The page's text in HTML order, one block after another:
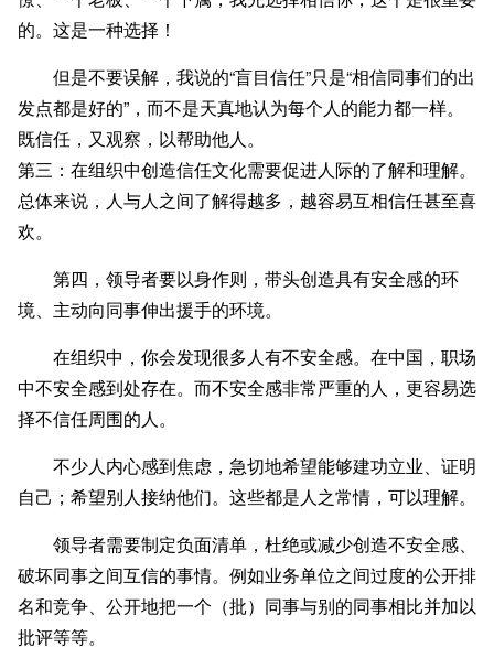
的。这是一种选择！
但是不要误解，我说的“盲目信任”只是“相信同事们的出
发点都是好的”，而不是天真地认为每个人的能力都一样。
既信任，又观察，以帮助他人。
第三：在组织中创造信任文化需要促进人际的了解和理解。
总体来说，人与人之间了解得越多，越容易互相信任甚至喜
欢。
第四，领导者要以身作则，带头创造具有安全感的环
境、主动向同事伸出援手的环境。
在组织中，你会发现很多人有不安全感。在中国，职场
中不安全感到处存在。而不安全感非常严重的人，更容易选
择不信任周围的人。
不少人内心感到焦虑，急切地希望能够建功立业、证明
自己；希望别人接纳他们。这些都是人之常情，可以理解。
领导者需要制定负面清单，杜绝或减少创造不安全感、
破坏同事之间互信的事情。例如业务单位之间过度的公开排
名和竞争、公开地把一个（批）同事与别的同事相比并加以
批评等等。